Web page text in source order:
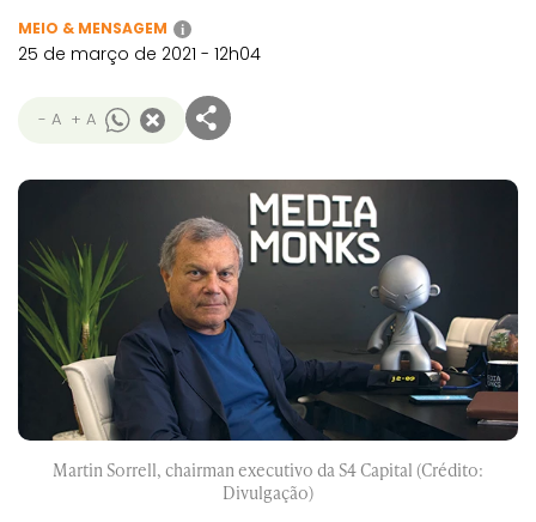
MEIO & MENSAGEM i
25 de março de 2021 - 12h04
- A + A
Martin Sorrell, chairman executivo da S4 Capital (Crédito:
Divulgação)